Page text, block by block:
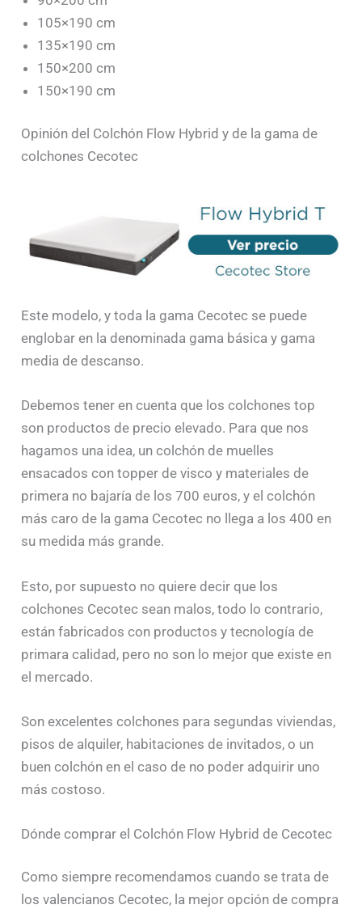
105×190 cm
135×190 cm
150×200 cm
150×190 cm
Opinión del Colchón Flow Hybrid y de la gama de
colchones Cecotec
Este modelo, y toda la gama Cecotec se puede
englobar en la denominada gama básica y gama
media de descanso.
Debemos tener en cuenta que los colchones top
son productos de precio elevado. Para que nos
hagamos una idea, un colchón de muelles
ensacados con topper de visco y materiales de
primera no bajaría de los 700 euros, y el colchón
más caro de la gama Cecotec no llega a los 400 en
su medida más grande.
Esto, por supuesto no quiere decir que los
colchones Cecotec sean malos, todo lo contrario,
están fabricados con productos y tecnología de
primara calidad, pero no son lo mejor que existe en
el mercado.
Son excelentes colchones para segundas viviendas,
pisos de alquiler, habitaciones de invitados, o un
buen colchón en el caso de no poder adquirir uno
más costoso.
Dónde comprar el Colchón Flow Hybrid de Cecotec
Como siempre recomendamos cuando se trata de
los valencianos Cecotec, la mejor opción de compra